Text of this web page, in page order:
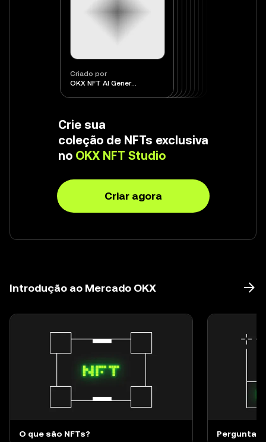
Criado por
OKX NFT AI Generator
Crie sua
coleção de NFTs exclusiva
no OKX NFT Studio
Criar agora
Introdução ao Mercado OKX
O que são NFTs?